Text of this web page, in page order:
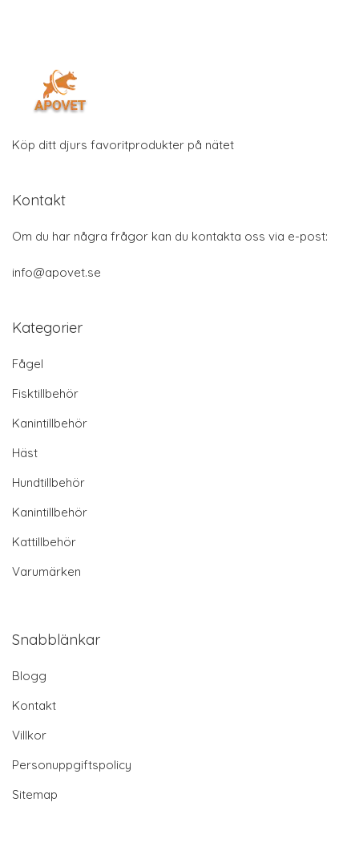
Köp ditt djurs favoritprodukter på nätet
Kontakt
Om du har några frågor kan du kontakta oss via e-post:
info@apovet.se
Kategorier
Fågel
Fisktillbehör
Kanintillbehör
Häst
Hundtillbehör
Kanintillbehör
Kattillbehör
Varumärken
Snabblänkar
Blogg
Kontakt
Villkor
Personuppgiftspolicy
Sitemap